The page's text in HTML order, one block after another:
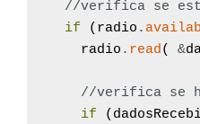
//verifica se esta
if
( radio .
radio . read( &
//verifica se
if
(